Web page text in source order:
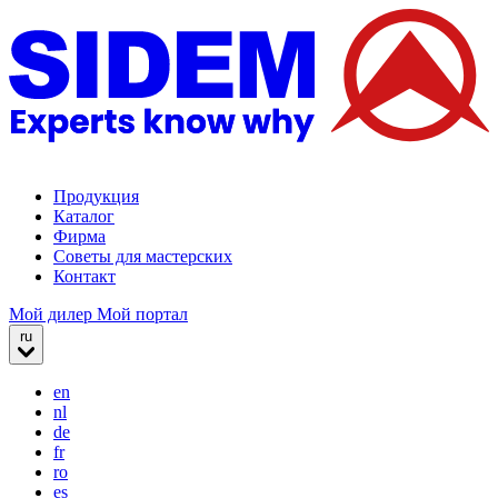
Продукция
Каталог
Фирма
Советы для мастерских
Контакт
Мой дилер Мой портал
ru
en
nl
de
fr
ro
es